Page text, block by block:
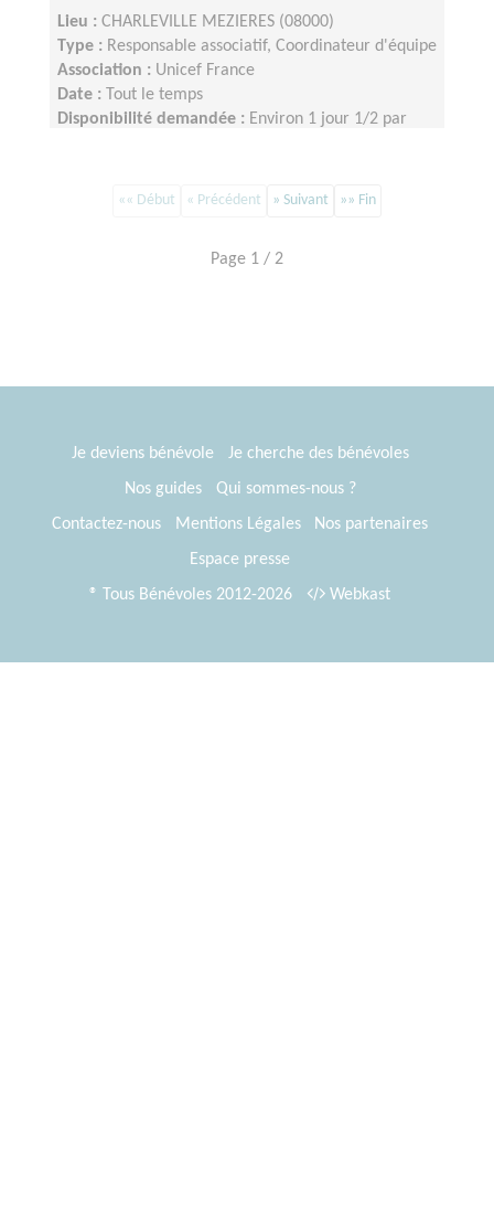
Lieu : CHARLEVILLE MEZIERES (08000)
Type : Responsable associatif, Coordinateur d'équipe
Association : Unicef France
Date :
Tout le temps
Disponibilité demandée : Environ 1 jour 1/2 par
«« Début « Précédent » Suivant »» Fin
Page 1 / 2
Je deviens bénévole
Je cherche des bénévoles
Nos guides
Qui sommes-nous ?
Contactez-nous
Mentions Légales
Nos partenaires
Espace presse
® Tous Bénévoles 2012-2026
Webkast